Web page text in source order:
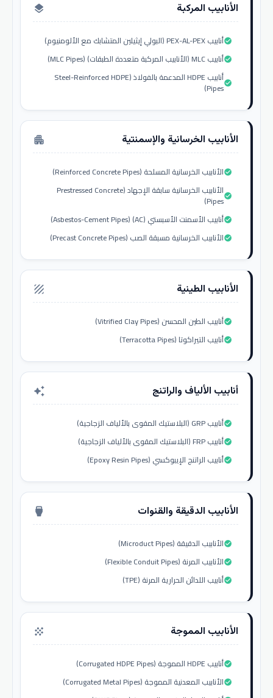
الأنابيب المركبة layers
أنابيب PEX-AL-PEX (البولي إيثيلين المتشابك مع الألومنيوم)check_circle
أنابيب MLC (الأنابيب المركبة متعددة الطبقات) (MLC Pipes)check_circle
أنابيب HDPE المدعمة بالفولاذ (Steel-Reinforced HDPE
Pipes)check_circle
الأنابيب الخرسانية والإسمنتية apartment
الأنابيب الخرسانية المسلحة (Reinforced Concrete Pipes)check_circle
الأنابيب الخرسانية سابقة الإجهاد (Prestressed Concrete
Pipes)check_circle
أنابيب الأسمنت الأسبستي (AC) (Asbestos-Cement Pipes)check_circle
الأنابيب الخرسانية مسبقة الصب (Precast Concrete Pipes)check_circle
الأنابيب الطينية texture
أنابيب الطين المحسن (Vitrified Clay Pipes)check_circle
أنابيب التيراكوتا (Terracotta Pipes)check_circle
أنابيب الألياف والراتنج auto_awesome
أنابيب GRP (البلاستيك المقوى بالألياف الزجاجية)check_circle
أنابيب FRP (البلاستيك المقوى بالألياف الزجاجية)check_circle
أنابيب الراتنج الإيبوكسي (Epoxy Resin Pipes)check_circle
الأنابيب الدقيقة والقنوات settings_input_hdmi
الأنابيب الدقيقة (Microduct Pipes)check_circle
الأنابيب المرنة (Flexible Conduit Pipes)check_circle
أنابيب اللدائن الحرارية المرنة (TPE)check_circle
الأنابيب المموجة grain
أنابيب HDPE المموجة (Corrugated HDPE Pipes)check_circle
الأنابيب المعدنية المموجة (Corrugated Metal Pipes)check_circle